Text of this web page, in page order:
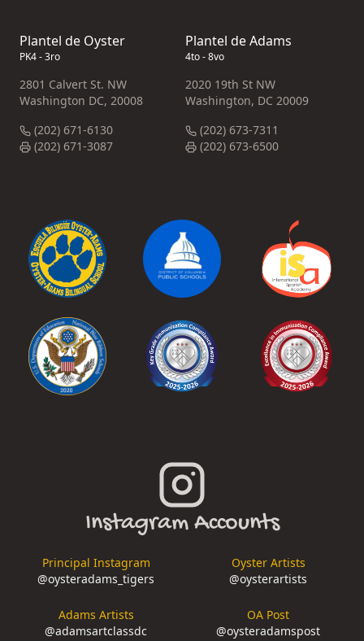
Plantel de Oyster
PK4 - 3ro
2801 Calvert St. NW
Washington DC, 20008
(202) 671-6130
(202) 671-3087
Plantel de Adams
4to - 8vo
2020 19th St NW
Washington, DC 20009
(202) 673-7311
(202) 673-6500
Instagram Accounts
Principal Instagram
@oysteradams_tigers
Oyster Artists
@oysterartists
Adams Artists
@adamsartclassdc
OA Post
@oysteradamspost